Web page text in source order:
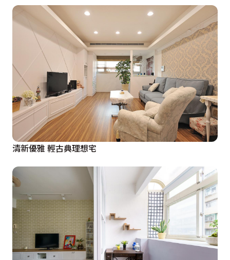
清新優雅 輕古典理想宅